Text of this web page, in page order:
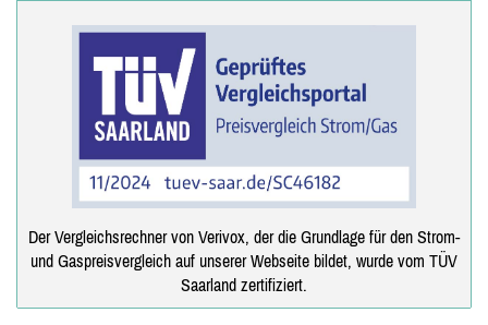
Der Vergleichsrechner von Verivox, der die Grundlage für den Strom-
und Gaspreisvergleich auf unserer Webseite bildet, wurde vom TÜV
Saarland zertifiziert.